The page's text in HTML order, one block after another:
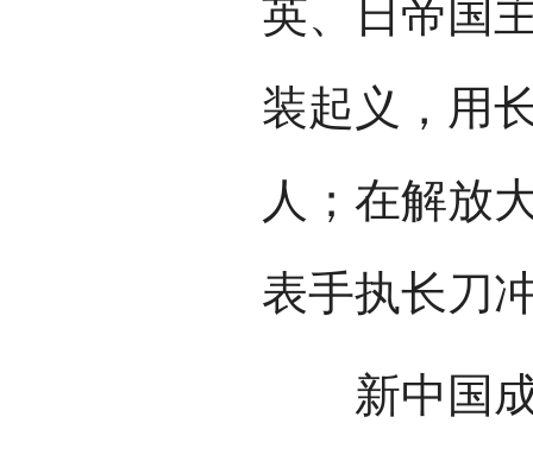
英、日帝国
装起义，用
人；在解放
表手执长刀
新中国成